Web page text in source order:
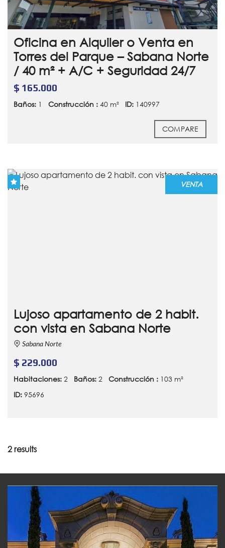
Oficina en Alquiler o Venta en
Torres del Parque – Sabana Norte
/ 40 m² + A/C + Seguridad 24/7
$ 165.000
Baños: 1 Construcción : 40 m² ID: 140997
VENTA
Lujoso apartamento de 2 habit.
con vista en Sabana Norte
Sabana Norte
$ 229.000
Habitaciones: 2 Baños: 2 Construcción : 103 m²
ID: 95696
COMPARE
2 results